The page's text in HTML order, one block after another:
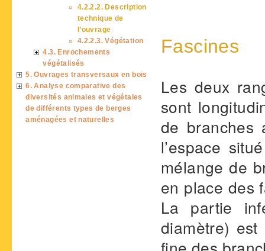
Fascines
Les deux
sont
de branches
l’espace
mélange de
en place des
La partie
diamètre) est
4.2.2.2. Description
technique de
l’ouvrage
4.2.2.3. Végétation
4.3. Enrochements
végétalisés
5. Ouvrages transversaux en bois
6. Analyse comparative des
diversités animales et végétales
de différents types de berges
aménagées et naturelles